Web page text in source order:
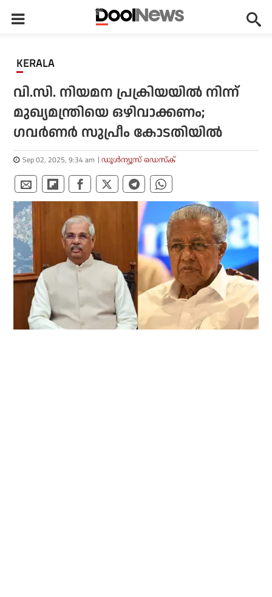
KERALA
വി.സി. നിയമന പ്രക്രിയയില്‍ നിന്ന്
മുഖ്യമന്ത്രിയെ ഒഴിവാക്കണം;
ഗവര്‍ണര്‍ സുപ്രീം കോടതിയില്‍
Sep 02, 2025, 9:34 am ഡൂള്‍ന്യൂസ് ഡെസ്‌ക്